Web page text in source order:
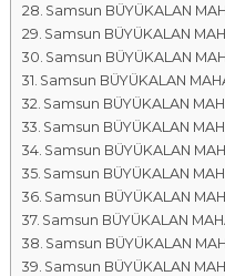
Samsun BÜYÜKALAN
Samsun BÜYÜKALAN
Samsun BÜYÜKALAN
Samsun BÜYÜKALAN
Samsun BÜYÜKALAN
Samsun BÜYÜKALAN
Samsun BÜYÜKALAN
Samsun BÜYÜKALAN
Samsun BÜYÜKALAN
Samsun BÜYÜKALAN
Samsun BÜYÜKALAN
Samsun BÜYÜKALAN